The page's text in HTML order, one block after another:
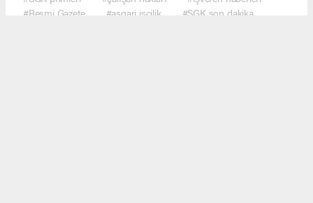
#Resmi Gazete
#asgari işçilik
#SGK son dakika